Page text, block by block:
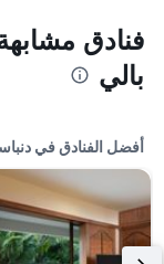
فنادق
بالي
أفضل الفنادق في